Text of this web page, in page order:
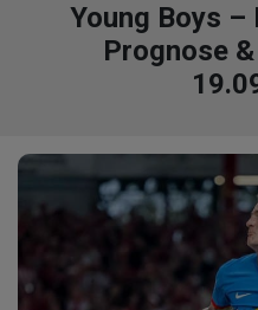
Young Boys –
Prognose